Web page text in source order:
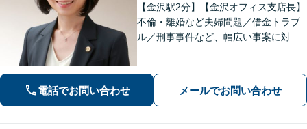
【金沢駅2分】【金沢オフィス支店長】
不倫・離婚など夫婦問題／借金トラブ
ル／刑事事件など、幅広い事案に対応
ですので、リラックスしてお話しいた
だけると思います。法テラスOK
電話でお問い合わせ メールでお問い合わせ